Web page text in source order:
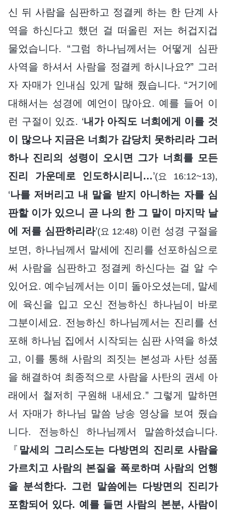
신 뒤 사람을 심판하고 정결케 하는 한 단계 사
역을 하신다고 했던 걸 떠올린 저는 허겁지겁
물었습니다. “그럼 하나님께서는 어떻게 심판
사역을 하셔서 사람을 정결케 하시나요?” 그러
자 자매가 인내심 있게 말해 줬습니다. “거기에
대해서는 성경에 예언이 많아요. 예를 들어 이
런 구절이 있죠. ‘내가 아직도 너희에게 이를 것
이 많으나 지금은 너희가 감당치 못하리라 그러
하나 진리의 성령이 오시면 그가 너희를 모든
진리 가운데로 인도하시리니…’(요 16:12~13),
‘나를 저버리고 내 말을 받지 아니하는 자를 심
판할 이가 있으니 곧 나의 한 그 말이 마지막 날
에 저를 심판하리라’(요 12:48) 이런 성경 구절을
보면, 하나님께서 말세에 진리를 선포하심으로
써 사람을 심판하고 정결케 하신다는 걸 알 수
있어요. 예수님께서는 이미 돌아오셨는데, 말세
에 육신을 입고 오신 전능하신 하나님이 바로
그분이세요. 전능하신 하나님께서는 진리를 선
포해 하나님 집에서 시작되는 심판 사역을 하셨
고, 이를 통해 사람의 죄짓는 본성과 사탄 성품
을 해결하여 최종적으로 사람을 사탄의 권세 아
래에서 철저히 구원해 내세요.” 그렇게 말하면
서 자매가 하나님 말씀 낭송 영상을 보여 줬습
니다. 전능하신 하나님께서 말씀하셨습니다.
『 말세의 그리스도는 다방면의 진리로 사람을
가르치고 사람의 본질을 폭로하며 사람의 언행
을 분석한다. 그런 말씀에는 다방면의 진리가
포함되어 있다. 예를 들면 사람의 본분, 사람이